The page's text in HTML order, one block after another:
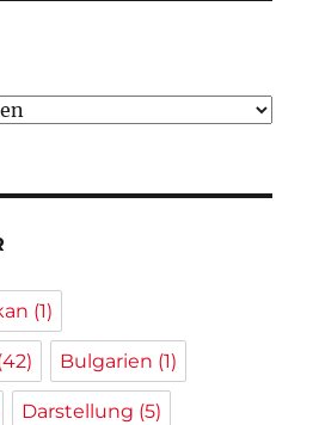
(1)
Bulgarien (1)
Darstellung (5)